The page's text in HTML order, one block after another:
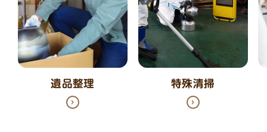
遺品整理 特殊清掃